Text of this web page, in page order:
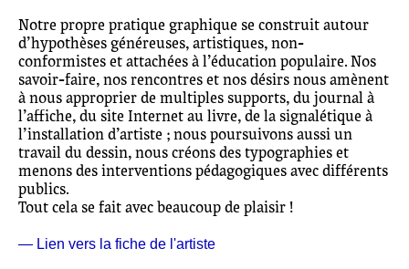
Notre propre pratique graphique se construit autour
d’hypothèses généreuses, artistiques, non-
conformistes et attachées à l’éducation populaire. Nos
savoir-faire, nos rencontres et nos désirs nous amènent
à nous approprier de multiples supports, du journal à
l’affiche, du site Internet au livre, de la signalétique à
l’installation d’artiste ; nous poursuivons aussi un
travail du dessin, nous créons des typographies et
menons des interventions pédagogiques avec différents
publics.
Tout cela se fait avec beaucoup de plaisir !
— Lien vers la fiche de l'artiste